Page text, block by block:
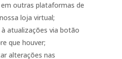
outras plataformas de
loja virtual;
atualizações via botão
que houver;
alterações nas